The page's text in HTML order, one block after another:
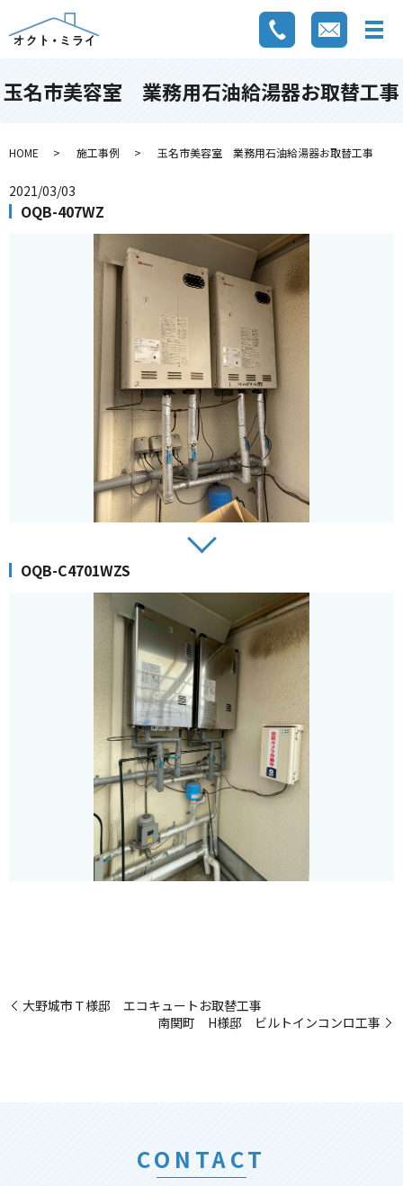
玉名市美容室 業務用石油給湯器お取替工事
HOME 施工事例 玉名市美容室 業務用石油給湯器お取替工事
2021/03/03
OQB-407WZ
OQB-C4701WZS
大野城市Ｔ様邸 エコキュートお取替工事
南関町 H様邸 ビルトインコンロ工事
CONTACT